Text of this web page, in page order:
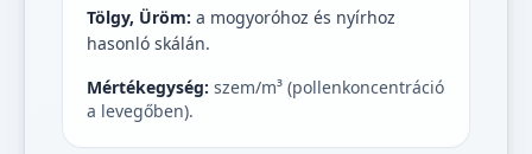
Tölgy, Üröm: a mogyoróhoz és nyírhoz
hasonló skálán.
Mértékegység: szem/m³ (pollenkoncentráció
a levegőben).